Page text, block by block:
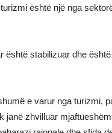
është një nga
stabilizuar dhe
e varur nga turizmi,
janë zhvilluar